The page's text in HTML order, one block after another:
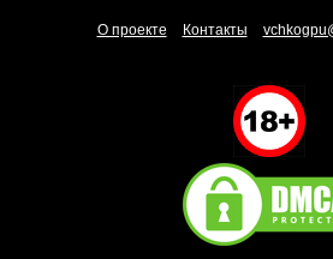
О проекте Контакты